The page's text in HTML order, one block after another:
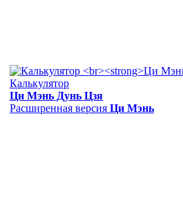
Калькулятор
Ци Мэнь Дунь Цзя
Расширенная версия Ци Мэнь